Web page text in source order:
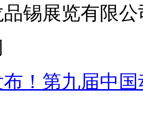
锡展览有限公
！第九届中